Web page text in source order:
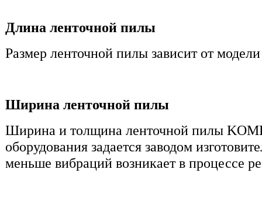
Длина ленточной пилы
Размер ленточной пилы зависит от
Ширина ленточной пилы
Ширина и толщина ленточной пилы
оборудования задается заводом
меньше вибраций возникает в процессе